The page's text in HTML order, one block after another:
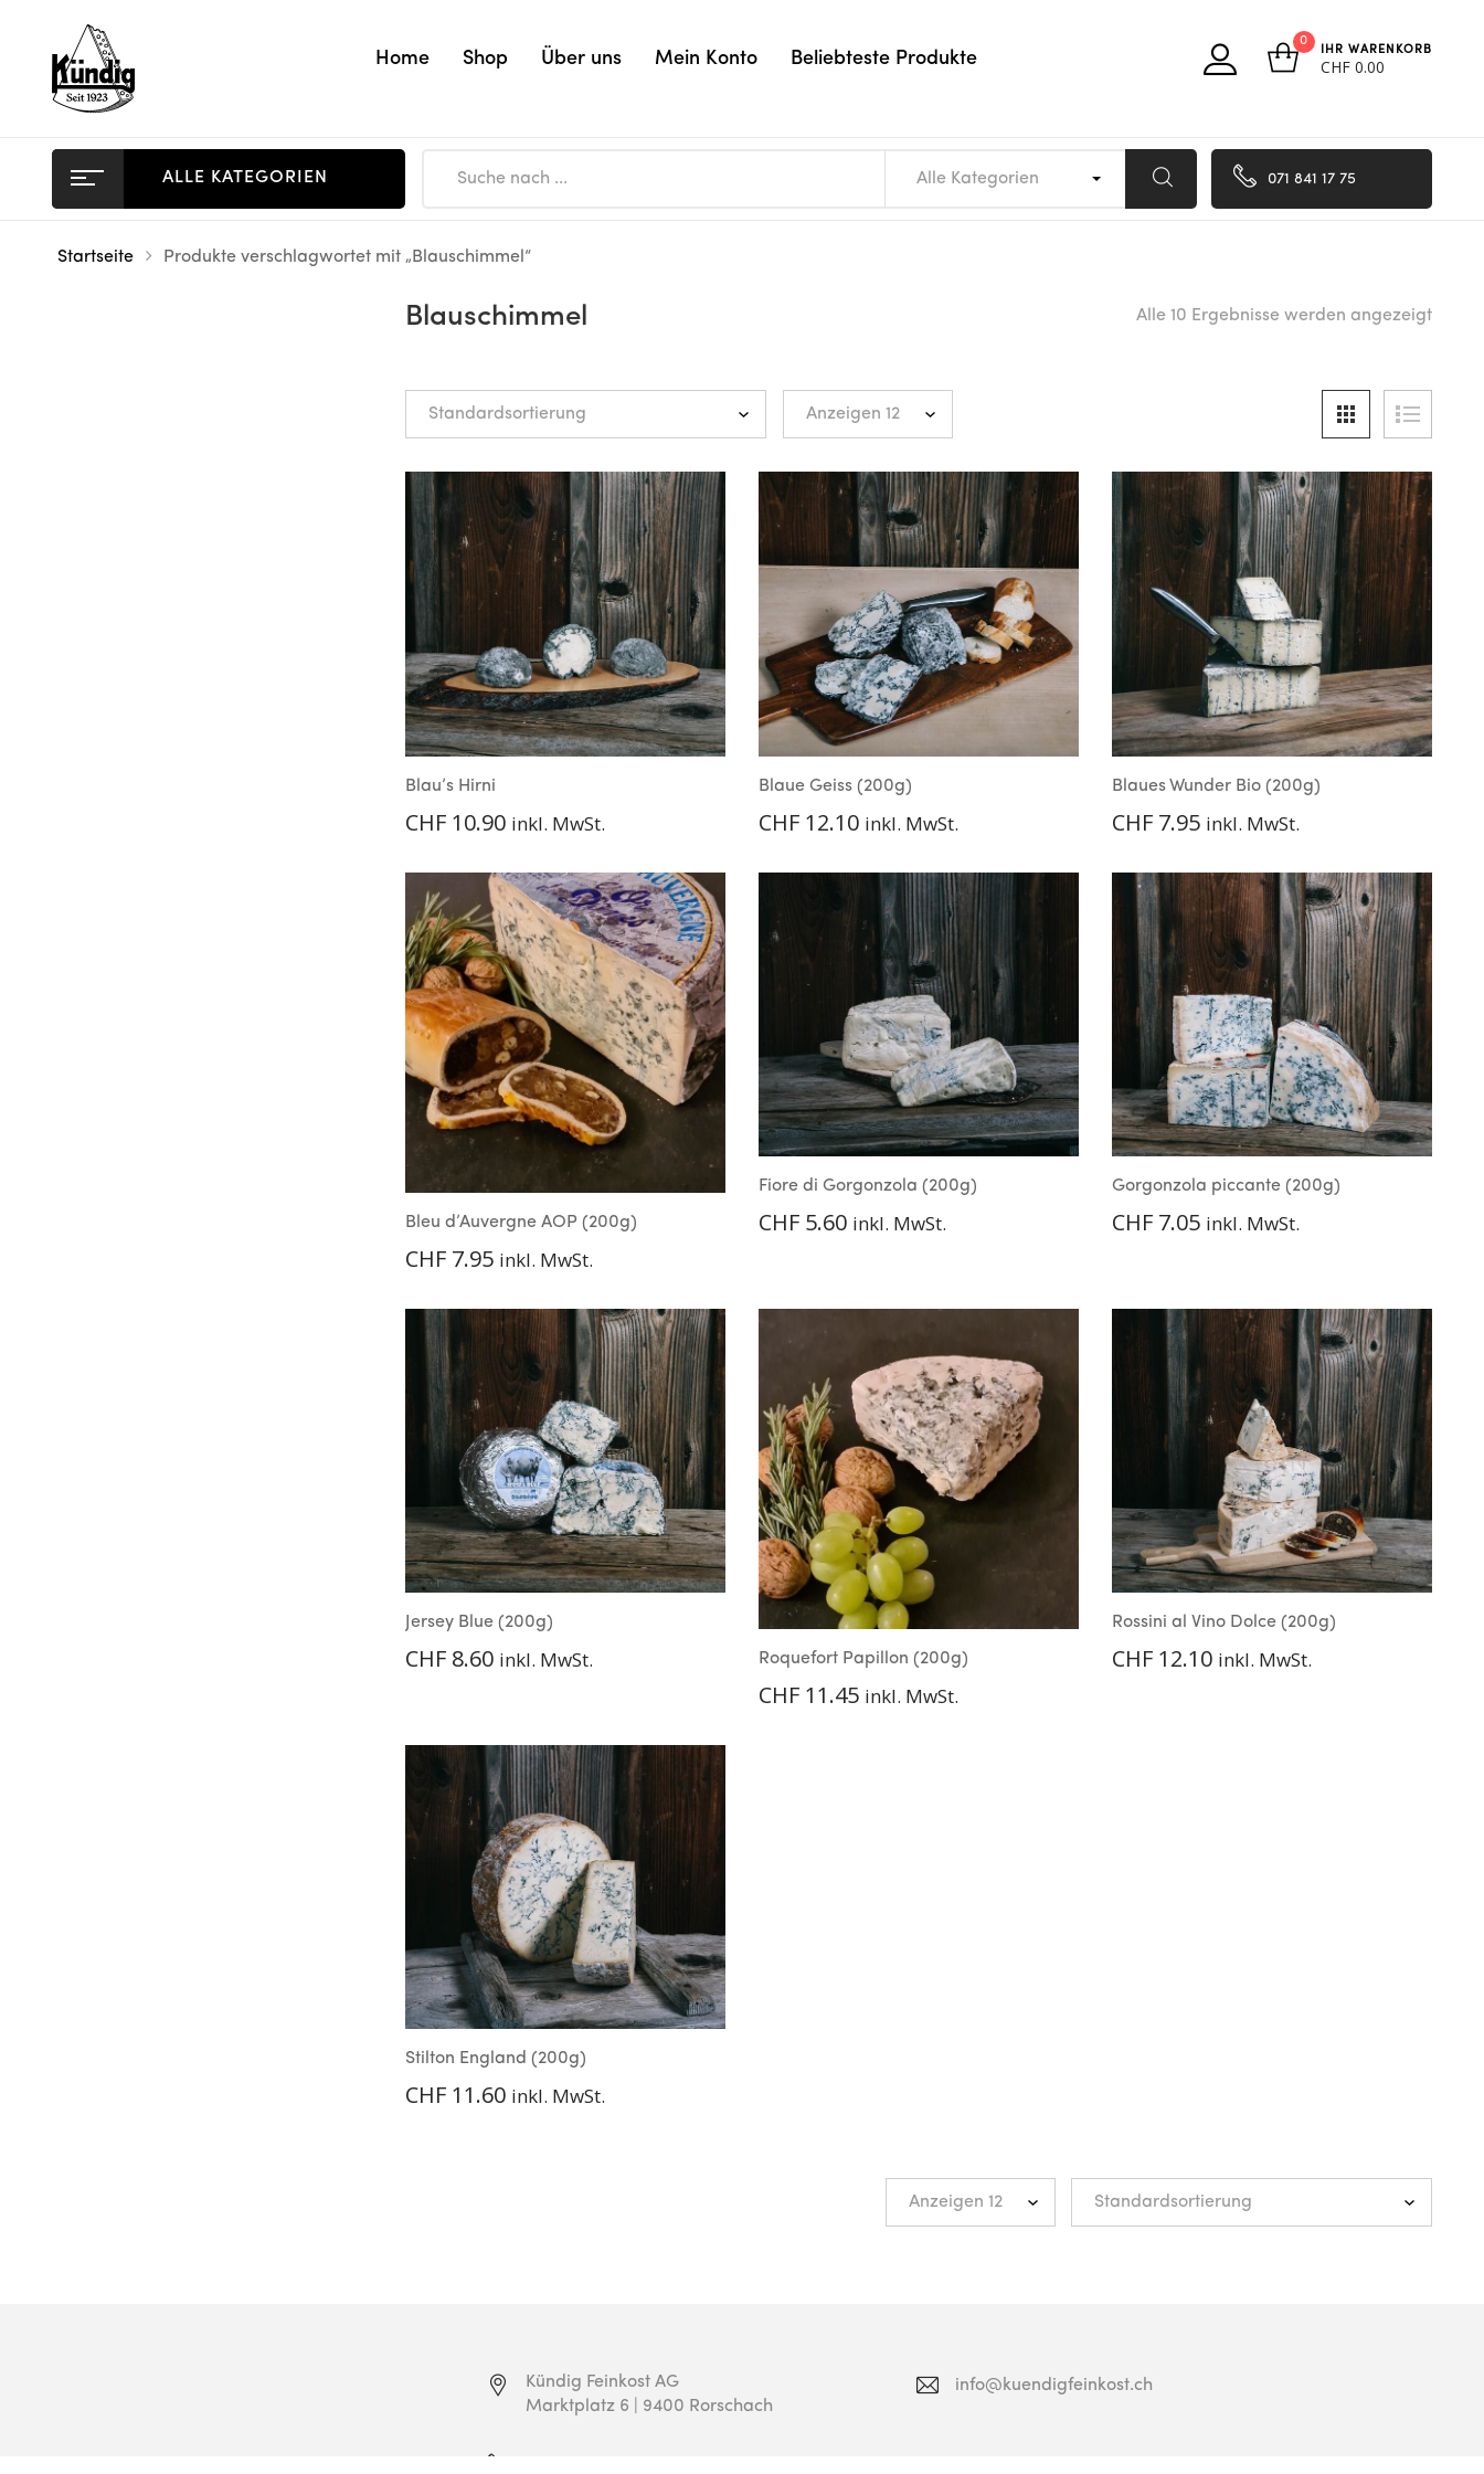
Home Shop Über uns Mein Konto Beliebteste Produkte
0
IHR WARENKORB
CHF0.00
ALLE KATEGORIEN Alle Kategorien 071 841 17 75
Startseite Produkte verschlagwortet mit „Blauschimmel“
Blauschimmel Alle 10 Ergebnisse werden angezeigt
Blau’s Hirni
CHF 10.90 inkl. MwSt.
Blaue Geiss (200g)
CHF12.10 inkl. MwSt.
Blaues Wunder Bio (200g)
CHF7.95 inkl. MwSt.
Bleu d’Auvergne AOP (200g)
CHF 7.95 inkl. MwSt.
Fiore di Gorgonzola (200g)
CHF5.60 inkl. MwSt.
Gorgonzola piccante (200g)
CHF7.05 inkl. MwSt.
Jersey Blue (200g)
CHF 8.60 inkl. MwSt. Roquefort Papillon (200g)
CHF11.45 inkl. MwSt.
Rossini al Vino Dolce (200g)
CHF12.10 inkl. MwSt.
Stilton England (200g)
CHF 11.60 inkl. MwSt.
Kündig Feinkost AG
Marktplatz 6 | 9400 Rorschach
info@kuendigfeinkost.ch